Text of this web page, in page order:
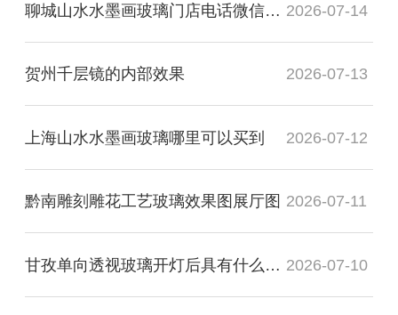
聊城山水水墨画玻璃门店电话微信是多少？ 2026-07-14
贺州千层镜的内部效果 2026-07-13
上海山水水墨画玻璃哪里可以买到 2026-07-12
黔南雕刻雕花工艺玻璃效果图展厅图 2026-07-11
甘孜单向透视玻璃开灯后具有什么透视性 2026-07-10